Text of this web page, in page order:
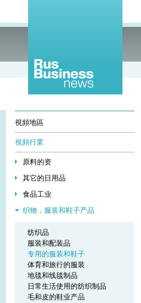
視頻地區
視頻行業
原料的资
其它的日用品
食品工业
织物，服装和鞋子产品
纺织品
服装和配装品
专用的服装和鞋子
体育和旅行的服装
地毯和线毯制品
日常生活使用的纺织制品
毛和皮的鞋业产品